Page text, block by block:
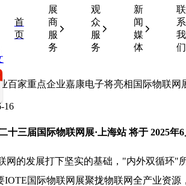
首
页
展
商
服
务
观
众
服
务
新
闻
媒
体
联
系
我
们
百家重点企业嘉康电子将亮相国际物联网
16
十三届国际物联网展·上海站 将于 2025年
网的发展打下坚实的基础，"内外双循环"
IOTE国际物联网展聚拢物联网全产业资